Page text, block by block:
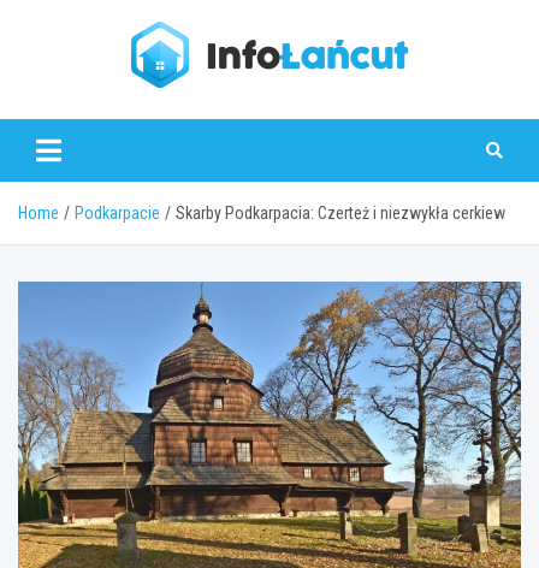
infolancut.pl
Home Podkarpacie Skarby Podkarpacia: Czerteż i niezwykła cerkiew